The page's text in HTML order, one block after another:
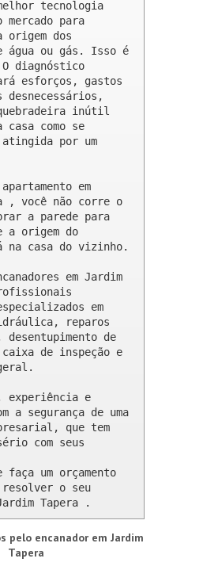
tecnologia
para
dos
água ou gás. Isso é
diagnóstico
esforços, gastos
desnecessários,
inútil
casa como se
por um
em
, você não corre o
a parede para
a origem do
na casa do vizinho.
em Jardim
em
reparos
de
de inspeção e
experiência e
a segurança de uma
que tem
com seus
faça um orçamento
resolver o seu
Tapera .
pelo encanador em Jardim
Tapera